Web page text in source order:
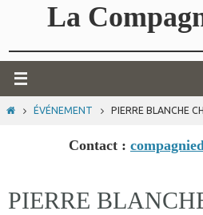
La
HOMEÉVÉNEMENT PIERRE BLANCHE
Contact :
PIERRE